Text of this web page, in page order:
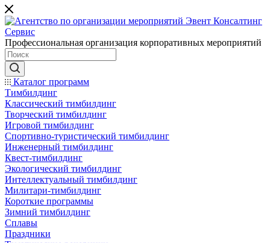
Профессиональная организация корпоративных мероприятий
Каталог программ
Тимбилдинг
Классический тимбилдинг
Творческий тимбилдинг
Игровой тимбилдинг
Спортивно-туристический тимбилдинг
Инженерный тимбилдинг
Квест-тимбилдинг
Экологический тимбилдинг
Интеллектуальный тимбилдинг
Милитари-тимбилдинг
Короткие программы
Зимний тимбилдинг
Сплавы
Праздники